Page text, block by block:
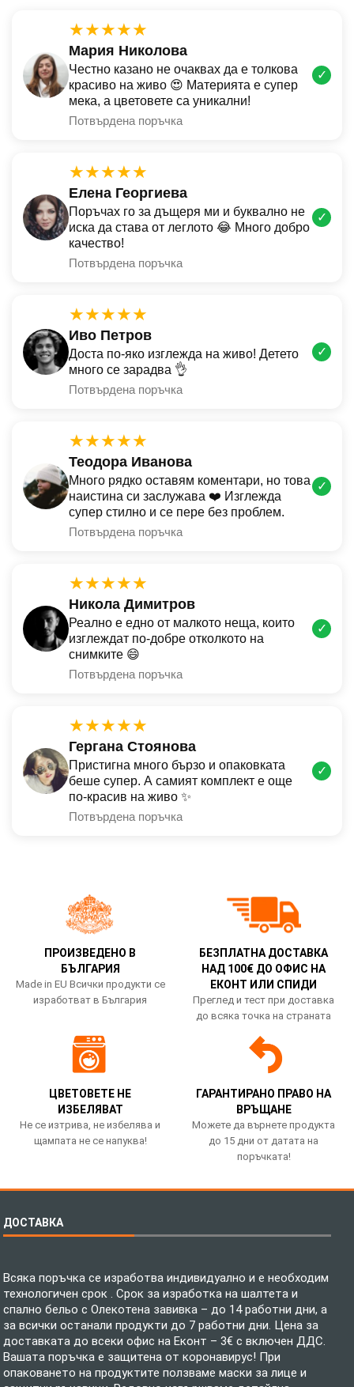
★★★★★
Мария Николова
Честно казано не очаквах да е толкова
красиво на живо 😍 Материята е супер
мека, а цветовете са уникални!
Потвърдена поръчка
✓
★★★★★
Елена Георгиева
Поръчах го за дъщеря ми и буквално не
иска да става от леглото 😂 Много добро
качество!
Потвърдена поръчка
✓
★★★★★
Иво Петров
Доста по-яко изглежда на живо! Детето
много се зарадва 👌
Потвърдена поръчка
✓
★★★★★
Теодора Иванова
Много рядко оставям коментари, но това
наистина си заслужава ❤️ Изглежда
супер стилно и се пере без проблем.
Потвърдена поръчка
✓
★★★★★
Никола Димитров
Реално е едно от малкото неща, които
изглеждат по-добре отколкото на
снимките 😄
Потвърдена поръчка
✓
★★★★★
Гергана Стоянова
Пристигна много бързо и опаковката
беше супер. А самият комплект е още
по-красив на живо ✨
Потвърдена поръчка
✓
ПРОИЗВЕДЕНО В
БЪЛГАРИЯ
Made in EU Всички продукти се
изработват в България
БЕЗПЛАТНА ДОСТАВКА
НАД 100€ ДО ОФИС НА
ЕКОНТ ИЛИ СПИДИ
Преглед и тест при доставка
до всяка точка на страната
ЦВЕТОВЕТЕ НЕ
ИЗБЕЛЯВАТ
Не се изтрива, не избелява и
щампата не се напуква!
ГАРАНТИРАНО ПРАВО НА
ВРЪЩАНЕ
Можете да върнете продукта
до 15 дни от датата на
поръчката!
ДОСТАВКА
Всяка поръчка се изработва индивидуално и е необходим
технологичен срок . Срок за изработка на шалтета и
спално бельо с Олекотена завивка – до 14 работни дни, а
за всички останали продукти до 7 работни дни. Цена за
доставката до всеки офис на Еконт – 3€ с включен ДДС.
Вашата поръчка е защитена от коронавирус! При
опаковането на продуктите ползваме маски за лице и